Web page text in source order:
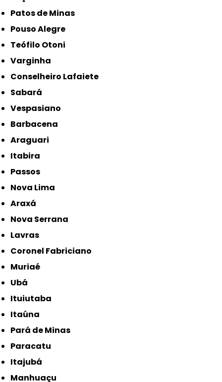
Patos de Minas
Pouso Alegre
Teófilo Otoni
Varginha
Conselheiro Lafaiete
Sabará
Vespasiano
Barbacena
Araguari
Itabira
Passos
Nova Lima
Araxá
Nova Serrana
Lavras
Coronel Fabriciano
Muriaé
Ubá
Ituiutaba
Itaúna
Pará de Minas
Paracatu
Itajubá
Manhuaçu